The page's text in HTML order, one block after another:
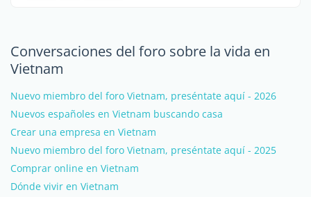
Conversaciones del foro sobre la vida en
Vietnam
Nuevo miembro del foro Vietnam, preséntate aquí - 2026
Nuevos españoles en Vietnam buscando casa
Crear una empresa en Vietnam
Nuevo miembro del foro Vietnam, preséntate aquí - 2025
Comprar online en Vietnam
Dónde vivir en Vietnam